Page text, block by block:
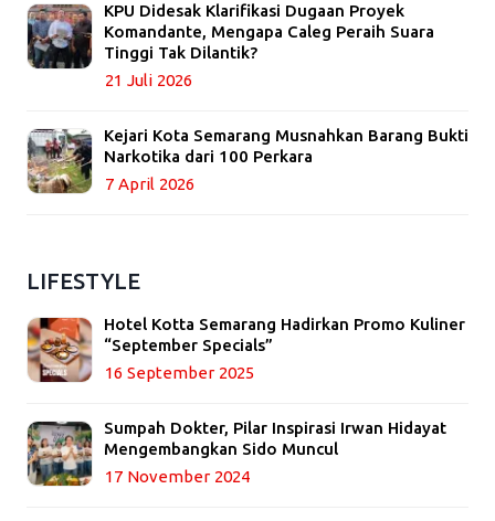
KPU Didesak Klarifikasi Dugaan Proyek
Komandante, Mengapa Caleg Peraih Suara
Tinggi Tak Dilantik?
21 Juli 2026
Kejari Kota Semarang Musnahkan Barang Bukti
Narkotika dari 100 Perkara
7 April 2026
LIFESTYLE
Hotel Kotta Semarang Hadirkan Promo Kuliner
“September Specials”
16 September 2025
Sumpah Dokter, Pilar Inspirasi Irwan Hidayat
Mengembangkan Sido Muncul
17 November 2024